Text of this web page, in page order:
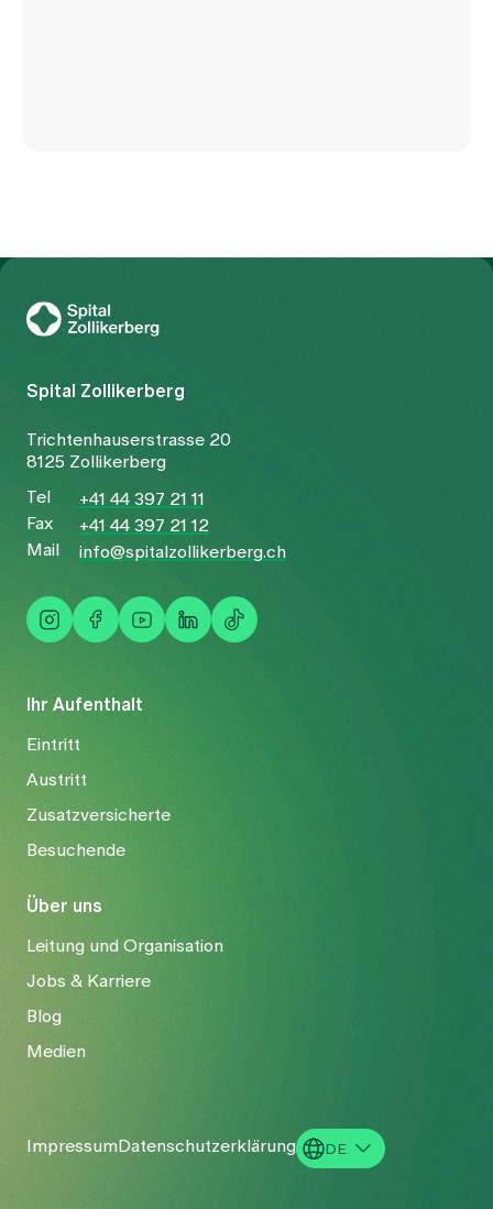
Ihr Aufenthalt
Eintritt
Austritt
Zusatzversicherte
Besuchende
Über uns
Leitung und Organisation
Jobs & Karriere
Blog
Medien
Spital Zollikerberg
Trichtenhauserstrasse 20
8125 Zollikerberg
Tel
+41 44 397 21 11
Fax
+41 44 397 21 12
Mail
info@spitalzollikerberg.ch
ImpressumDatenschutzerklärung
DE